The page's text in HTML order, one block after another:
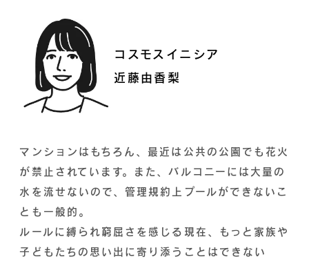
コスモスイニシア
近藤由香梨
マンションはもちろん、最近は公共の公園でも花火
が禁止されています。また、バルコニーには大量の
水を流せないので、管理規約上プールができないこ
とも一般的。
ルールに縛られ窮屈さを感じる現在、もっと家族や
子どもたちの思い出に寄り添うことはできない